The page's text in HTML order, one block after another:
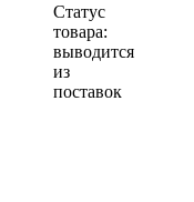
Статус
товара:
выводится
из
поставок